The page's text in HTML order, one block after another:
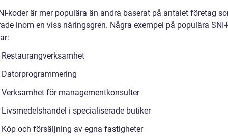
koder är mer populära än andra baserat på antalet företag
inom en viss näringsgren. Några exempel på populära SNI-
för managementkonsulter
i specialiserade butiker
och försäljning av egna fastigheter